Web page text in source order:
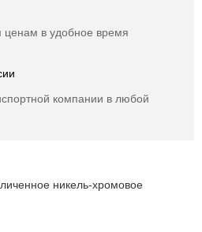
в удобное время
компании в любой
никель-хромовое